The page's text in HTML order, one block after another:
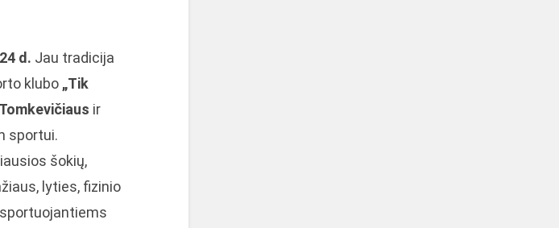
d. Jau tradicija
klubo „Tik
ir
sportui.
šokių,
lyties, fizinio